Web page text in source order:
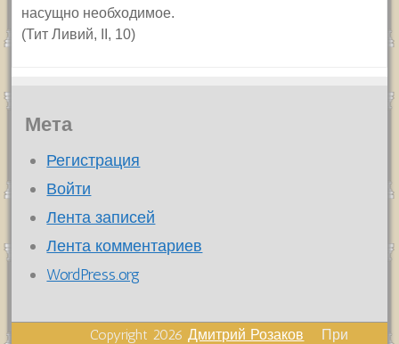
насущно необходимое.
(Тит Ливий, II, 10)
Мета
Регистрация
Войти
Лента записей
Лента комментариев
WordPress.org
Copyright 2026Дмитрий Розаков При